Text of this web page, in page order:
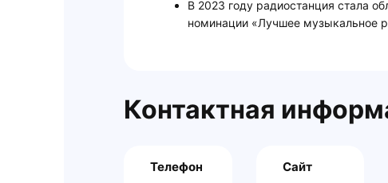
В 2023 году радиостанция стала
номинации «Лучшее музыкальное
Контактная
Телефон Сайт